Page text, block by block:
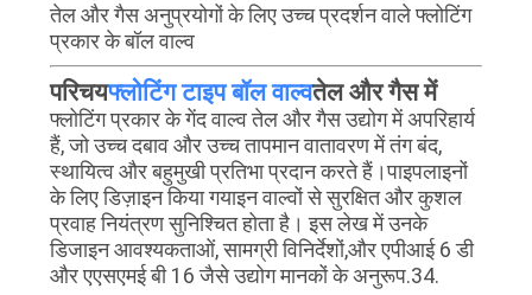
दौरा
गुणवत्ता
नियंत्रण
हमसे
तेल और गैस अनुप्रयोगों के लिए उच्च प्रदर्शन वाले फ्लोटिंग
प्रकार के बॉल वाल्व
परिचयफ्लोटिंग टाइप बॉल वाल्वतेल और गैस में
फ्लोटिंग प्रकार के गेंद वाल्व तेल और गैस उद्योग में अपरिहार्य
हैं, जो उच्च दबाव और उच्च तापमान वातावरण में तंग बंद,
स्थायित्व और बहुमुखी प्रतिभा प्रदान करते हैं।पाइपलाइनों
के लिए डिज़ाइन किया गयाइन वाल्वों से सुरक्षित और कुशल
प्रवाह नियंत्रण सुनिश्चित होता है। इस लेख में उनके
डिजाइन आवश्यकताओं, सामग्री विनिर्देशों,और एपीआई 6 डी
और एएसएमई बी 16 जैसे उद्योग मानकों के अनुरूप.34.